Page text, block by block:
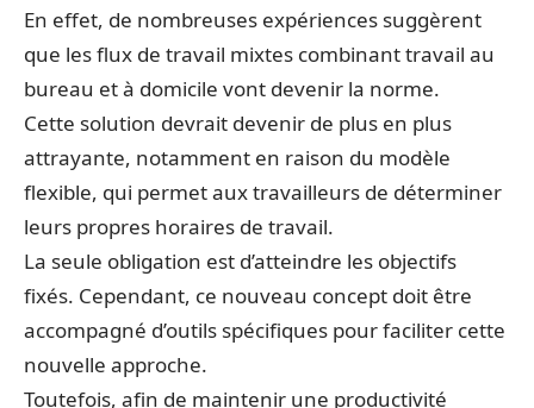
En effet, de nombreuses expériences suggèrent
que les flux de travail mixtes combinant travail au
bureau et à domicile vont devenir la norme.
Cette solution devrait devenir de plus en plus
attrayante, notamment en raison du modèle
flexible, qui permet aux travailleurs de déterminer
leurs propres horaires de travail.
La seule obligation est d’atteindre les objectifs
fixés. Cependant, ce nouveau concept doit être
accompagné d’outils spécifiques pour faciliter cette
nouvelle approche.
Toutefois, afin de maintenir une productivité